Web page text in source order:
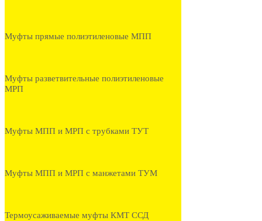
Муфты прямые полиэтиленовые МПП
Муфты разветвительные полиэтиленовые
МРП
Муфты МПП и МРП с трубками ТУТ
Муфты МПП и МРП с манжетами ТУМ
Термоусаживаемые муфты КМТ ССД